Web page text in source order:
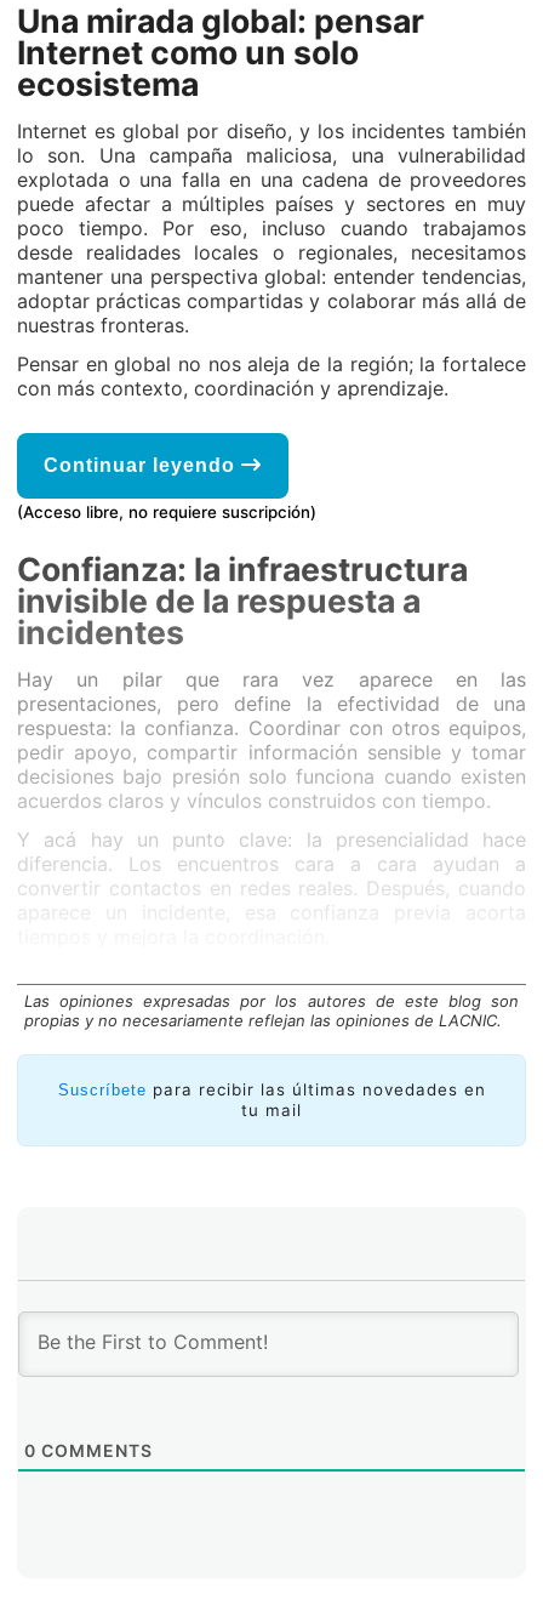
Una mirada global: pensar
Internet como un solo
ecosistema
Internet es global por diseño, y los incidentes también
lo son. Una campaña maliciosa, una vulnerabilidad
explotada o una falla en una cadena de proveedores
puede afectar a múltiples países y sectores en muy
poco tiempo. Por eso, incluso cuando trabajamos
desde realidades locales o regionales, necesitamos
mantener una perspectiva global: entender tendencias,
adoptar prácticas compartidas y colaborar más allá de
nuestras fronteras.
Pensar en global no nos aleja de la región; la fortalece
con más contexto, coordinación y aprendizaje.
Continuar leyendo
(Acceso libre, no requiere suscripción)
Confianza: la infraestructura
invisible de la respuesta a
incidentes
Hay un pilar que rara vez aparece en las
presentaciones, pero define la efectividad de una
respuesta: la confianza. Coordinar con otros equipos,
pedir apoyo, compartir información sensible y tomar
decisiones bajo presión solo funciona cuando existen
acuerdos claros y vínculos construidos con tiempo.
Y acá hay un punto clave: la presencialidad hace
diferencia. Los encuentros cara a cara ayudan a
convertir contactos en redes reales. Después, cuando
aparece un incidente, esa confianza previa acorta
FIRST: comunidad global y
espacios para profundizar
FIRST ha sido durante años una referencia para
equipos de respuesta en todo el mundo, y también
para nosotros. Su mayor valor está en lo que habilita:
una comunidad global que comparte experiencia,
Las opiniones expresadas por los autores de este blog son
propias y no necesariamente reflejan las opiniones de LACNIC.
Suscríbete para recibir las últimas novedades en
tu mail
0 COMMENTS